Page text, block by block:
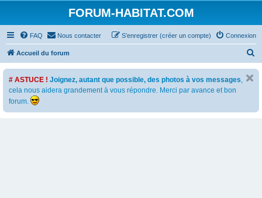
FORUM-HABITAT.COM
FAQ Nous contacter Connexion
S’enregistrer (créer un compte)
Accueil du forum
e
# ASTUCE ! Joignez, autant que possible, des photos à vos messages,
cela nous aidera grandement à vous répondre. Merci par avance et bon
forum.